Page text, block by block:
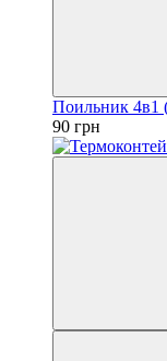
Поильник 4в1
90 грн